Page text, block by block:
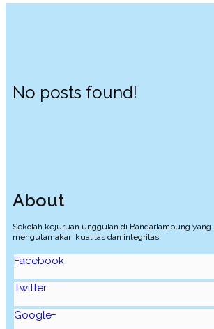
No posts found!
About
Sekolah kejuruan unggulan di Bandarlampung yang
mengutamakan kualitas dan integritas
Facebook
Twitter
Google+